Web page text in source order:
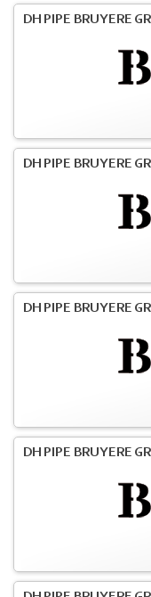
DH PIPE BRUYERE
DH PIPE BRUYERE
DH PIPE BRUYERE
DH PIPE BRUYERE